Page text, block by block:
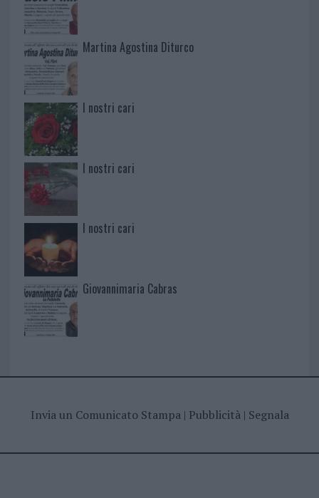
Martina Agostina Diturco
I nostri cari
I nostri cari
I nostri cari
Giovannimaria Cabras
Invia un Comunicato Stampa| Pubblicità| Segnala